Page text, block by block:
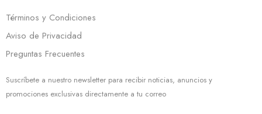
Términos y Condiciones
Aviso de Privacidad
Preguntas Frecuentes
Suscríbete a nuestro newsletter para recibir noticias, anuncios y
promociones exclusivas directamente a tu correo